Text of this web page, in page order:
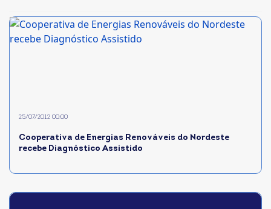
Cooperativa de Energias Renováveis do Nordeste
recebe Diagnóstico Assistido
25/07/2012 00:00